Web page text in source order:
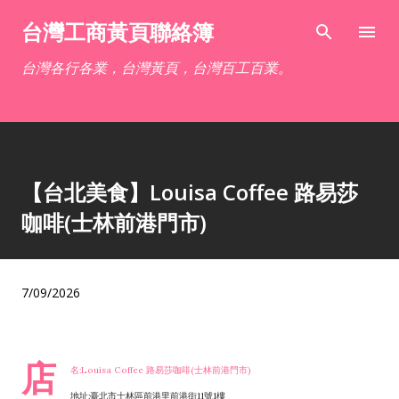
跳到主要內容
台灣工商黃頁聯絡簿
台灣各行各業，台灣黃頁，台灣百工百業。
【台北美食】Louisa Coffee 路易莎
咖啡(士林前港門市)
7/09/2026
店 名:Louisa Coffee 路易莎咖啡(士林前港門市)
地址:臺北市士林區前港里前港街11號1樓